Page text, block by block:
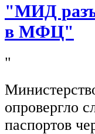
"МИД
в МФЦ"
"
опровергло
паспортов